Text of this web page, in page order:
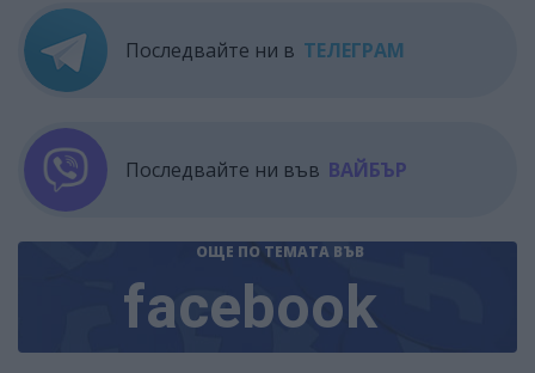
Последвайте ни в ТЕЛЕГРАМ
Последвайте ни във ВАЙБЪР
ОЩЕ ПО ТЕМАТА ВЪВ
facebook